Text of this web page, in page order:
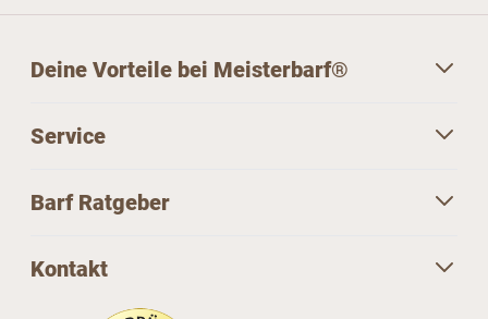
Deine Vorteile bei Meisterbarf®
Service
Barf Ratgeber
Kontakt